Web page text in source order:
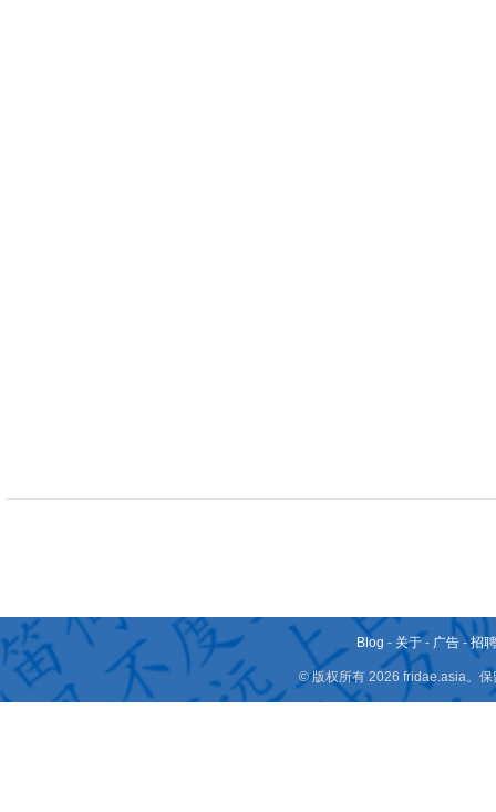
Blog - 关于 - 广告 -招
© 版权所有 2026 fridae.asia。